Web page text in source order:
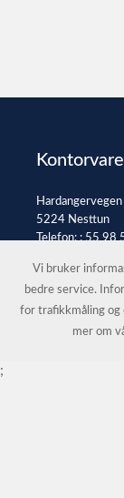
5224 Nesttun
Telefon: :55 98
©
Vi bruker
bedre service.
for trafikkmåling og
mer om
;